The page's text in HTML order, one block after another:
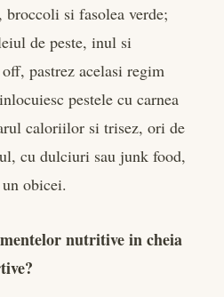
si fasolea verde;
de peste, inul si
pastrez acelasi regim
pestele cu carnea
caloriilor si trisez, ori de
cu dulciuri sau junk food,
obicei.
nutritive in cheia